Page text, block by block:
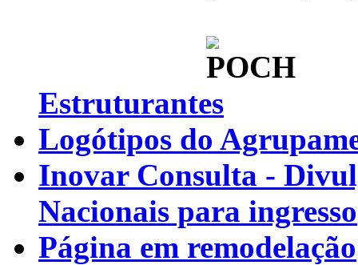
Estruturantes
Logótipos do
Inovar Consulta -
Nacionais para ingresso
Página em remodelação